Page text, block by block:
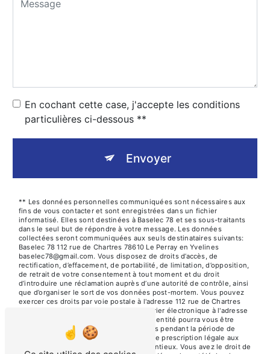
En cochant cette case, j'accepte les conditions
particulières ci-dessous **
Envoyer
** Les données personnelles communiquées sont nécessaires aux
fins de vous contacter et sont enregistrées dans un fichier
informatisé. Elles sont destinées à Baselec 78 et ses sous-traitants
dans le seul but de répondre à votre message. Les données
collectées seront communiquées aux seuls destinataires suivants:
Baselec 78 112 rue de Chartres 78610 Le Perray en Yvelines
baselec78@gmail.com. Vous disposez de droits d’accès, de
rectification, d’effacement, de portabilité, de limitation, d’opposition,
de retrait de votre consentement à tout moment et du droit
d’introduire une réclamation auprès d’une autorité de contrôle, ainsi
que d’organiser le sort de vos données post-mortem. Vous pouvez
exercer ces droits par voie postale à l'adresse 112 rue de Chartres
78610 Le Perray en Yvelines ou par courrier électronique à l'adresse
baselec78@gmail.com. Un justificatif d'identité pourra vous être
demandé. Nous conservons vos données pendant la période de
prise de contact puis pendant la durée de prescription légale aux
fins probatoires et de gestion des contentieux. Vous avez le droit de